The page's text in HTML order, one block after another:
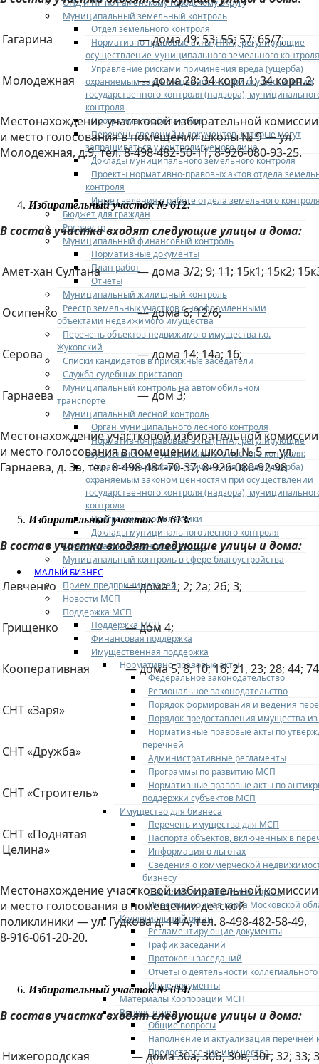
Муниципальный земельный контроль
Отдел земельного контроля
Нормативно-правовые акты (НПА), регулирующие
осуществление муниципального земельного контроля
Управление рисками причинения вреда (ущерба)
охраняемым законом ценностям при осуществлении
государственного контроля (надзора),
контроля
Программа профилактики
Перечень сведений и документов, которые могут
запрашиваться у контролируемого лица
Доклады муниципального земельного контроля
Проекты нормативно-правовых актов отдела
контроля
Иные сведения о работе отдела земельного
Бюджет для граждан
Росреестр
Муниципальный финансовый контроль
Нормативные документы
План работ
Отчеты
Муниципальный жилищный контроль
Реестр земельных участков с неоформленными
объектами недвижимого имущества
Перечень объектов недвижимого имущества г.о.
Жуковский
Списки кандидатов в присяжные заседатели
Служба судебных приставов
Муниципальный контроль на автомобильном
транспорте
Муниципальный лесной контроль
Орган муниципального лесного контроля
Нормативно-правовые акты (НПА), регулирующие
осуществление муниципального лесного контроля:
Управление рисками причинения вреда (ущерба)
охраняемым законом ценностям при осуществлении
государственного контроля (надзора),
контроля
Программа профилактики
Доклады муниципального лесного контроля
Муниципальный контроль за ЕТО
Муниципальный контроль в сфере благоустройства
МАЛЫЙ БИЗНЕС
Прием предпринимателей
Новости МСП
Поддержка МСП
Поддержка МСП
Финансовая поддержка
Имущественная поддержка
Нормативно-правовые акты
Федеральное законодательство
Региональное законодательство
Порядок формирования и ведения
Порядок предоставления имущества
Нормативные правовые акты по
перечней
Административные регламенты
Программы по развитию МСП
Нормативные правовые акты по
поддержки субъектов МСП
Имущество для бизнеса
Перечень имущества для МСП
Паспорта объектов, включенных в
Информация о льготах
Сведения о коммерческой
бизнесу
Сведения о проводимых торгах
Инвестиционная карта Московской
Коллегиальный орган
Регламентирующие документы
График заседаний
Протоколы заседаний
Отчеты о деятельности
Иные документы
Материалы Корпорации МСП
Вопрос-ответ
Общие вопросы
Наполнение и актуализация перечней
Предоставление имущества
Гагарина — дома 49; 53; 55; 57; 65/7;
Молодежная — дома 28; 34 корп.1; 34 корп.2;
Местонахождение участковой избирательной комиссии
и место голосования в помещении школы № 9 — ул.
Молодежная, д.9, тел. 8-498-482-50-11, 8-926-080-93-25.
Избирательный участок № 612:
В состав участка входят следующие улицы и дома:
Амет-хан Султана — дома 3/2; 9; 11; 15к1; 15к2;
Осипенко — дома 6; 12/6;
Серова — дома 14; 14а; 16;
Гарнаева — дом 3;
Местонахождение участковой избирательной комиссии
и место голосования в помещении школы № 5 — ул.
Гарнаева, д. 3а, тел. 8-498-484-70-37, 8-926-080-92-98
Избирательный участок № 613:
В состав участка входят следующие улицы и дома:
Левченко — дома 1; 2; 2а; 2б; 3;
Грищенко — дом 4;
Кооперативная — дома 5; 8; 10; 16; 21, 23; 28; 44;
СНТ «Заря»
СНТ «Дружба»
СНТ «Строитель»
СНТ «Поднятая
Целина»
Местонахождение участковой избирательной комиссии
и место голосования в помещении детской
поликлиники — ул. Гудкова д. 14 А, тел. 8-498-482-58-49,
8-916-061-20-20.
Избирательный участок № 614:
В состав участка входят следующие улицы и дома:
Нижегородская — дома 30а; 30б; 30в; 30г; 32; 33;